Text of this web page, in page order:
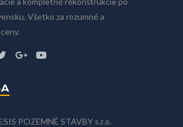
Všetko za rozumné a
POZEMNÉ STAVBY s.r.o.